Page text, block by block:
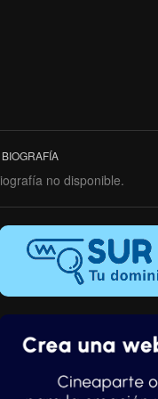
no disponible.